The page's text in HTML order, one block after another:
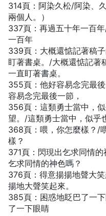
314頁：阿染久松/阿染、
兩個人。）
337頁：再過五十年一百年
一百年
339頁：大概還惦記著稿
盯著書桌。/大概還惦記著
一直盯著書桌。
355頁：他好容易念完最
容易念完最後一節，
356頁：這類勇士當中，
望。/這類勇士當中，似乎
368頁：喂，你怎麼樣？/
樣？
371頁：閃現出乞求同情
乞求同情的神色嗎？
376頁：得意揚揚地聲大
揚地大聲笑起來。
385頁：困惑地眨巴了一
了一下眼睛